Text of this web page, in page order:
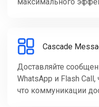
Cascade
Доставляйте
WhatsApp и Flash
что коммуникации